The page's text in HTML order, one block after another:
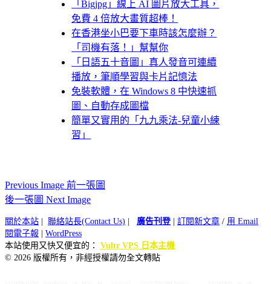
「Bigjpg」線上 AI 圖片放大工具，
免費 4 倍放大畫質超棒！
在香港坐小巴要下車時該怎麼辦？
「司機有落！」幫幫你
「日語五十音圖」真人發音可連續
播放，筆順學習與卡片記憶法
免裝軟體，在 Windows 8 中快速抓
圖、自動存成圖檔
簡單又實用的「九九乘法-兒童小練
習」
Previous Image 前一張圖
後一張圖 Next Image
關於本站 聯絡站長(Contact Us) 廣告刊登| 訂閱新文章 / 用 Email
閱電子報
WordPress
本站使用又快又便宜的： Vultr VPS 日本主機
© 2026 版權所有，非經授權請勿全文轉貼